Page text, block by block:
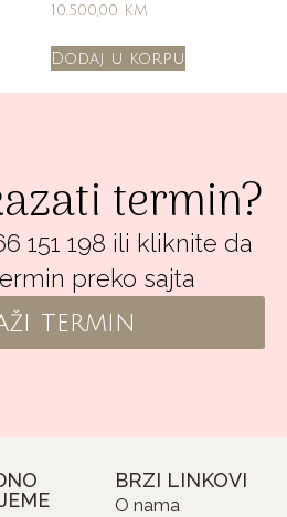
10.500,00 KM
Dodaj u korpu
termin?
151 198 ili kliknite da
preko sajta
termin
BRZI LINKOVI
O nama